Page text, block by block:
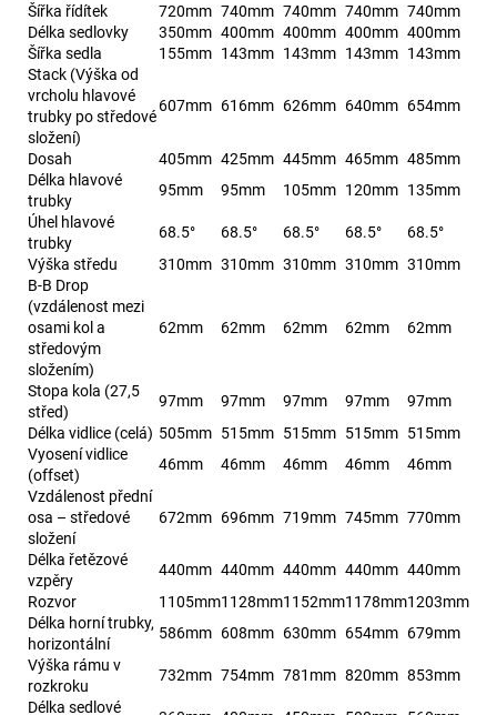
Šířka řídítek
720mm 740mm 740mm 740mm 740mm
Délka sedlovky
350mm 400mm 400mm 400mm 400mm
Šířka sedla
155mm 143mm 143mm 143mm 143mm
Stack (Výška od
vrcholu hlavové
trubky po středové
složení)
607mm 616mm 626mm 640mm 654mm
Dosah 405mm 425mm 445mm 465mm 485mm
Délka hlavové
trubky
95mm 95mm 105mm 120mm 135mm
Úhel hlavové
trubky
68.5° 68.5° 68.5° 68.5°
68.5°
Výška středu
310mm 310mm 310mm 310mm 310mm
B-B Drop
(vzdálenost mezi
osami kol a
středovým
složením)
62mm 62mm 62mm 62mm 62mm
Stopa kola (27,5
střed)
97mm 97mm 97mm 97mm
97mm
Délka vidlice (celá) 505mm 515mm 515mm 515mm 515mm
Vyosení vidlice
(offset)
46mm 46mm 46mm 46mm
46mm
Vzdálenost přední
osa – středové
složení
672mm 696mm 719mm 745mm 770mm
Délka řetězové
vzpěry
440mm 440mm 440mm 440mm 440mm
Rozvor
1105mm1128mm1152mm1178mm1203mm
Délka horní trubky,
horizontální
586mm 608mm 630mm 654mm 679mm
Výška rámu v
rozkroku
732mm 754mm 781mm 820mm 853mm
Délka sedlové